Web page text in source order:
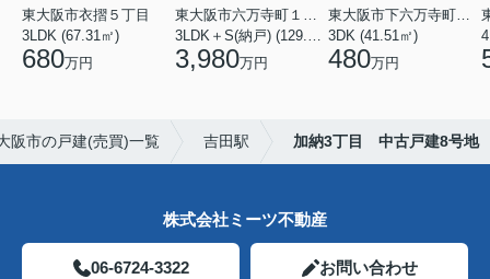
東大阪市衣摺５丁目
3LDK (67.31㎡)
680万円
東大阪市六万寺町１丁目
3LDK＋S(納戸) (129.17㎡)
3,980万円
東大阪市下六万寺町２丁目
3DK (41.51㎡)
480万円
阪市の戸建(売買)一覧 吉田駅 加納3丁目 中古戸建8号地
株式会社ミーツ不動産
06-6724-3322 お問い合わせ